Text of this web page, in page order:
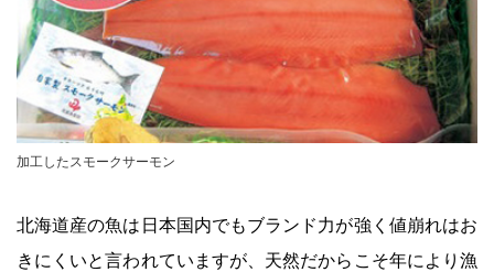
加工したスモークサーモン
北海道産の魚は日本国内でもブランド力が強く値崩れはお
きにくいと言われていますが、天然だからこそ年により漁